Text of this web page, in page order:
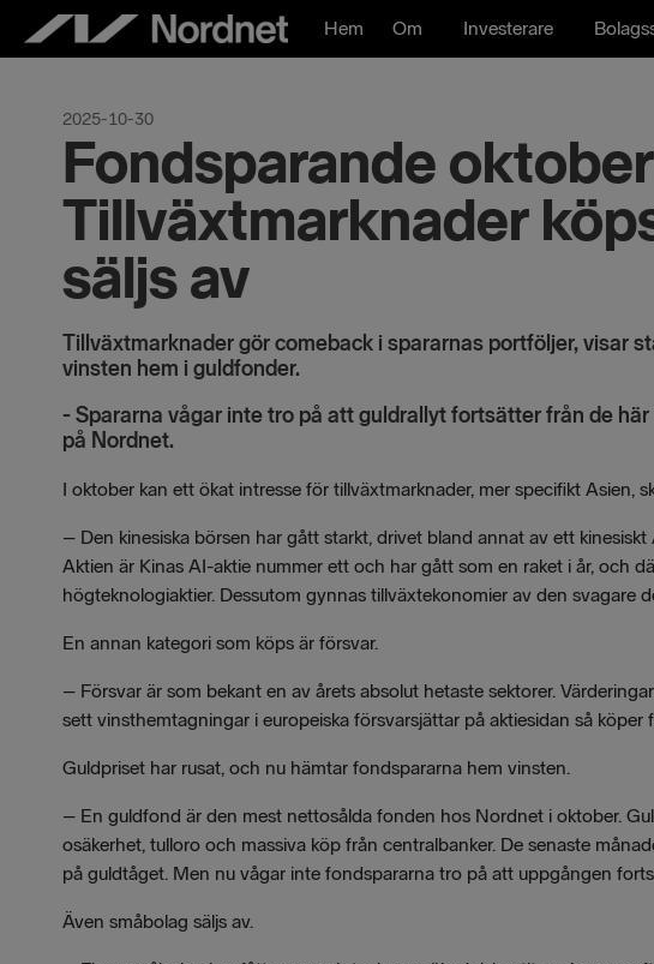
Hoppa
Hem Om Investerare
2025-10-30
Fondsparande
Tillväxtmarknader
säljs av
Tillväxtmarknader gör comeback i spararnas portföljer, visar
vinsten hem i guldfonder.
- Spararna vågar inte tro på att guldrallyt fortsätter från de
på Nordnet.
I oktober kan ett ökat intresse för tillväxtmarknader, mer specifikt Asien,
– Den kinesiska börsen har gått starkt, drivet bland annat av ett
Aktien är Kinas AI-aktie nummer ett och har gått som en raket i år, och
högteknologiaktier. Dessutom gynnas tillväxtekonomier av den svagare
En annan kategori som köps är försvar.
– Försvar är som bekant en av årets absolut hetaste sektorer.
sett vinsthemtagningar i europeiska försvarsjättar på aktiesidan så
Guldpriset har rusat, och nu hämtar fondspararna hem vinsten.
– En guldfond är den mest nettosålda fonden hos Nordnet i oktober.
osäkerhet, tulloro och massiva köp från centralbanker. De senaste
på guldtåget. Men nu vågar inte fondspararna tro på att uppgången
Även småbolag säljs av.